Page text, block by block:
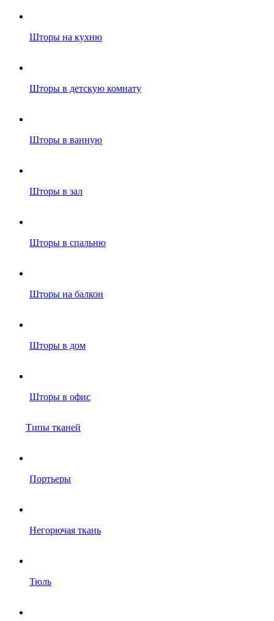
Шторы на кухню
Шторы в детскую комнату
Шторы в ванную
Шторы в зал
Шторы в спальню
Шторы на балкон
Шторы в дом
Шторы в офис
Типы тканей
Портьеры
Негорючая ткань
Тюль